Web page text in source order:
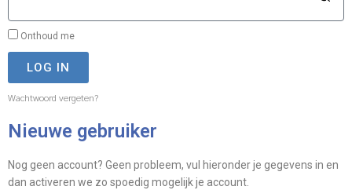
Onthoud me
LOG IN
Wachtwoord vergeten?
Nieuwe gebruiker
Nog geen account? Geen probleem, vul hieronder je gegevens in en
dan activeren we zo spoedig mogelijk je account.